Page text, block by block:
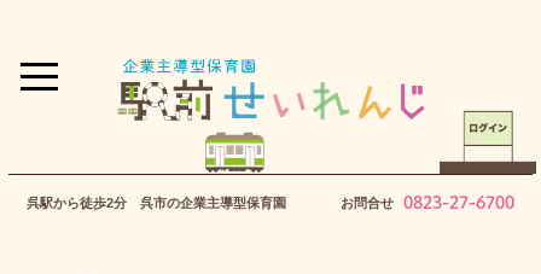
呉駅から徒歩2分 呉市の企業主導型保育園 お問合せ 0823-27-6700